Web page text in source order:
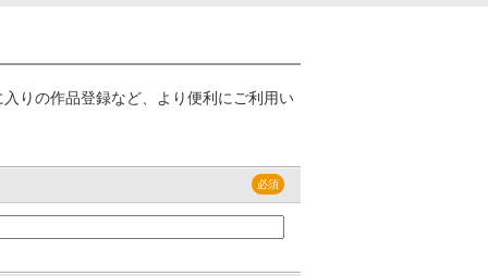
りの作品登録など、より便利にご利用い